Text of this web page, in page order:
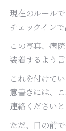
現在のルール
チェックイン
この写真、病
装着するよう言
これを付けて
意書きには、
連絡ください
ただ、目の前